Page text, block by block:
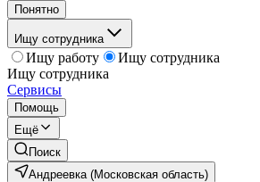
Понятно
Ищу сотрудника
Ищу работу
Ищу сотрудника
Ищу сотрудника
Сервисы
Помощь
Ещё
Поиск
Андреевка (Московская область)